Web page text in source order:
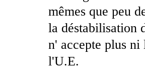
mêmes que peu
la déstabilisation
n' accepte plus
l'U.E.